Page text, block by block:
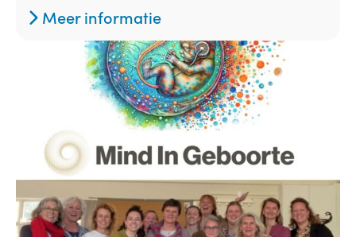
Meer informatie